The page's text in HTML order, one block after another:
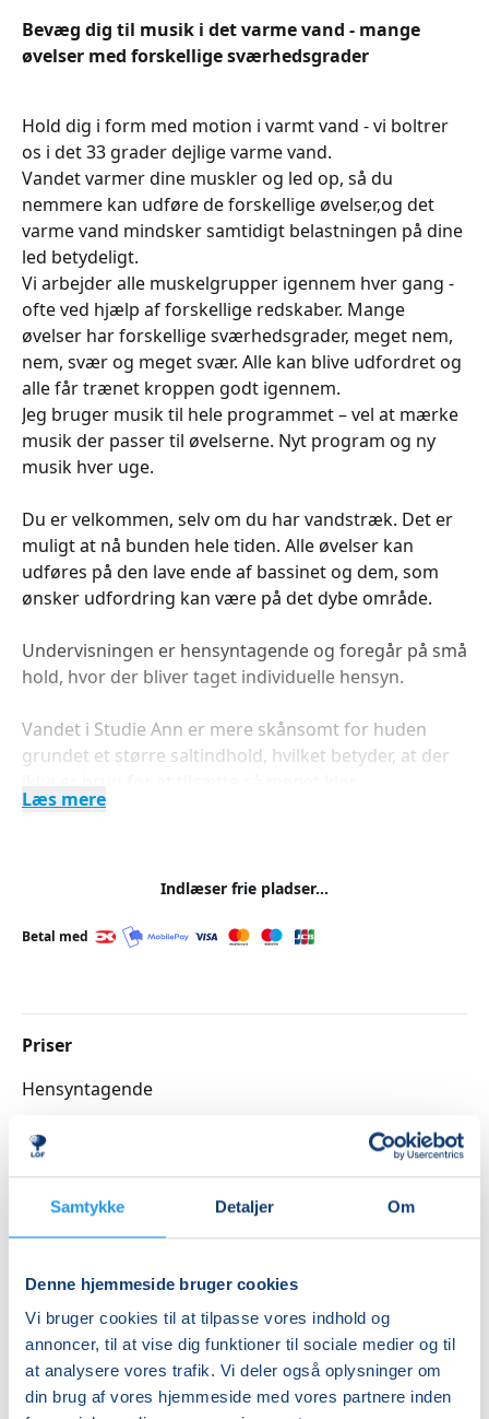
Samtykke Detaljer Om
Denne hjemmeside bruger cookies
Vi bruger cookies til at tilpasse vores indhold og
annoncer, til at vise dig funktioner til sociale medier og til
at analysere vores trafik. Vi deler også oplysninger om
din brug af vores hjemmeside med vores partnere inden
Bevæg dig til musik i det varme vand - mange
øvelser med forskellige sværhedsgrader
Hold dig i form med motion i varmt vand - vi boltrer
os i det 33 grader dejlige varme vand.
Vandet varmer dine muskler og led op, så du
nemmere kan udføre de forskellige øvelser,og det
varme vand mindsker samtidigt belastningen på dine
led betydeligt.
Vi arbejder alle muskelgrupper igennem hver gang -
ofte ved hjælp af forskellige redskaber. Mange
øvelser har forskellige sværhedsgrader, meget nem,
nem, svær og meget svær. Alle kan blive udfordret og
alle får trænet kroppen godt igennem.
Jeg bruger musik til hele programmet – vel at mærke
musik der passer til øvelserne. Nyt program og ny
musik hver uge.
Du er velkommen, selv om du har vandstræk. Det er
muligt at nå bunden hele tiden. Alle øvelser kan
udføres på den lave ende af bassinet og dem, som
ønsker udfordring kan være på det dybe område.
Undervisningen er hensyntagende og foregår på små
hold, hvor der bliver taget individuelle hensyn.
Vandet i Studie Ann er mere skånsomt for huden
grundet et større saltindhold, hvilket betyder, at der
Læs mere
Indlæser frie pladser...
Betal med
Priser
Hensyntagende
Info
Første mødegang
mandag 24.08.2026, kl. 08.30 - 09.15
Sidste mødegang
mandag 11.01.2027, kl. 08.30 - 09.15